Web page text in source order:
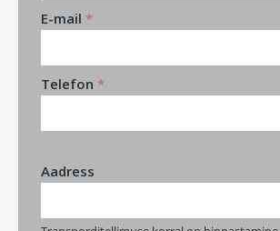
E-mail *
Telefon *
Aadress